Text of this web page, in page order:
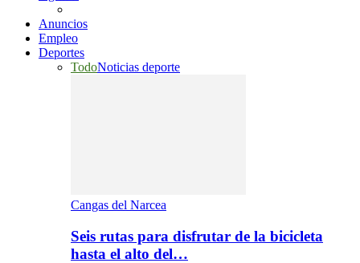
Anuncios
Empleo
Deportes
TodoNoticias deporte
Cangas del Narcea
Seis rutas para disfrutar de la bicicleta
hasta el alto del…